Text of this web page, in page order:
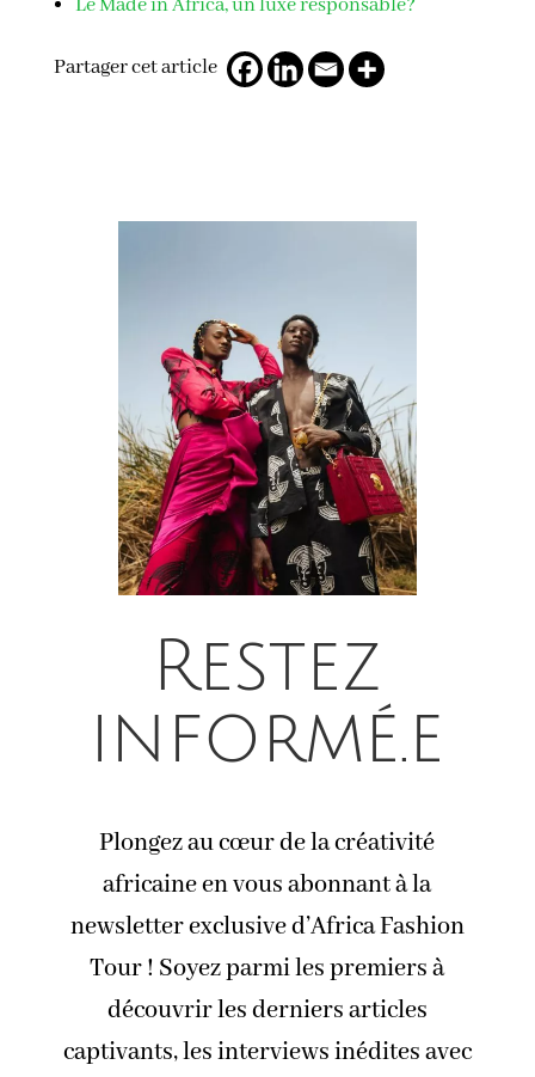
Le Made in Africa, un luxe responsable?
Partager cet article
Restez
informé.e
Plongez au cœur de la créativité
africaine en vous abonnant à la
newsletter exclusive d’Africa Fashion
Tour ! Soyez parmi les premiers à
découvrir les derniers articles
captivants, les interviews inédites avec